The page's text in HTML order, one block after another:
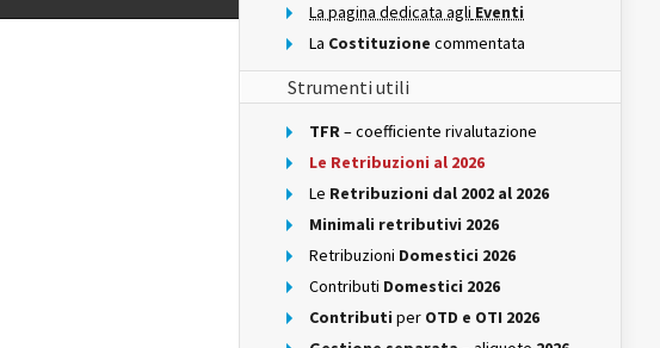
La pagina dedicata agli Eventi
La Costituzione commentata
Strumenti utili
TFR– coefficiente rivalutazione
Le Retribuzioni al 2026
Le Retribuzioni dal 2002 al 2026
Minimali retributivi 2026
Retribuzioni Domestici 2026
Contributi Domestici 2026
Contributi per OTD e OTI 2026